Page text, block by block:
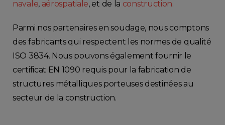
navale, aérospatiale, et de la construction.
Parmi nos partenaires en soudage, nous comptons
des fabricants qui respectent les normes de qualité
ISO 3834. Nous pouvons également fournir le
certificat EN 1090 requis pour la fabrication de
structures métalliques porteuses destinées au
secteur de la construction.